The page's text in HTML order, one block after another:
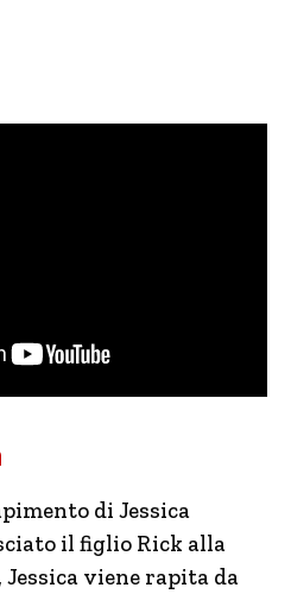
di Jessica
il figlio Rick alla
viene rapita da